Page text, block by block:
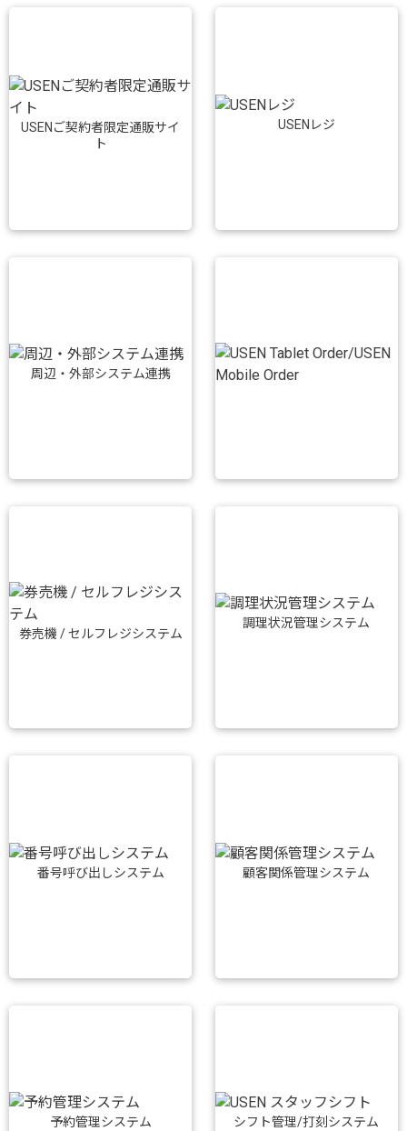
USENご契約者限定通販サイ
ト
USENレジ
周辺・外部システム連携
券売機 / セルフレジシステム
調理状況管理システム
番号呼び出しシステム 顧客関係管理システム
予約管理システム シフト管理/打刻システム